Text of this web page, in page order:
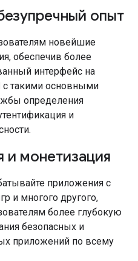
опыт
новейшие
обеспечив более
интерфейс на
с такими основными
определения
и
и монетизация
приложения с
и многого другого,
более глубокую
безопасных и
приложений по всему